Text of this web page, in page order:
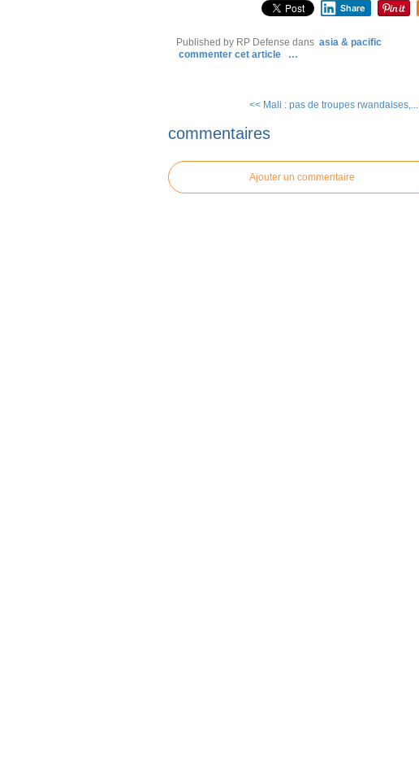
Share
Published by RP Defense dans asia & pacific
commenter cet article
…
<< Mali : pas de troupes rwandaises,...
commentaires
Ajouter un commentaire